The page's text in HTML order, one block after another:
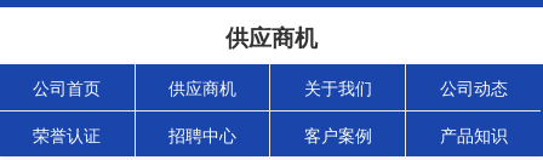
供应商机
公司首页 供应商机 关于我们 公司动态
荣誉认证 招聘中心 客户案例 产品知识